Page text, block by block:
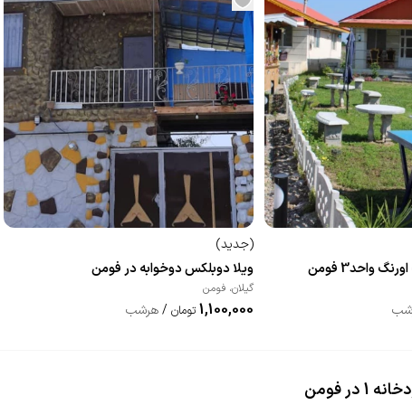
واحد3 فومن
(جدید)
ویلا دوبلکس دوخوابه در فومن
گیلان، فومن
1,100,000 تومان /هرشب